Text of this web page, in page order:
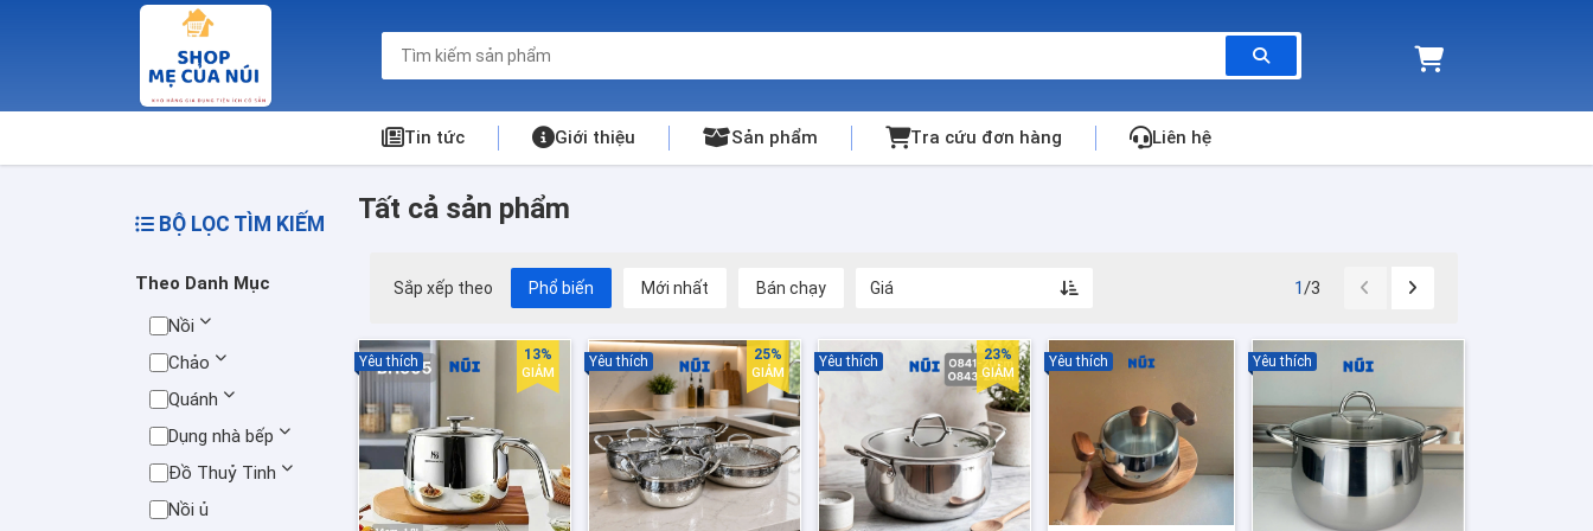
Tin tức Giới thiệu Sản phẩm Tra cứu đơn hàng Liên hệ
BỘ LỌC TÌM KIẾM
Theo Danh Mục
Nồi
Chảo
Quánh
Dụng nhà bếp
Đồ Thuỷ Tinh
Nồi ủ
Tất cả sản phẩm
Sắp xếp theo Phổ biến Mới nhất Bán chạy Giá 1 /3
Yêu thích 13%
GIẢM
Yêu thích 25%
GIẢM
Yêu thích 23%
GIẢM
Yêu thích Yêu thích